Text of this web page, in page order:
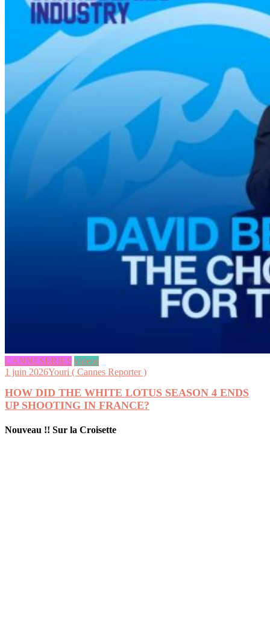
CANNESERIES videos
1 juin 2026Youri ( Cannes Reporter )
HOW DID THE WHITE LOTUS SEASON 4 ENDS
UP SHOOTING IN FRANCE?
Nouveau !! Sur la Croisette